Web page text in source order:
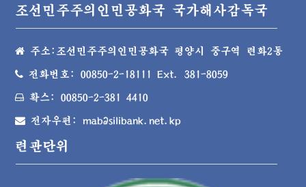
조선민주주의인민공화국 국가해사감독국
주소:조선민주주의인민공화국 평양시 중구역 련화2동
전화번호: 00850-2-18111 Ext. 381-8059
확스: 00850-2-381 4410
전자우편: mab@silibank.net.kp
련관단위